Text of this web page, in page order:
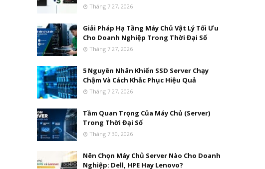
Tháng 7 27, 2026
Giải Pháp Hạ Tầng Máy Chủ Vật Lý Tối Ưu
Cho Doanh Nghiệp Trong Thời Đại Số
Tháng 7 27, 2026
5 Nguyên Nhân Khiến SSD Server Chạy
Chậm Và Cách Khắc Phục Hiệu Quả
Tháng 7 27, 2026
Tầm Quan Trọng Của Máy Chủ (Server)
Trong Thời Đại Số
Tháng 7 30, 2026
Nên Chọn Máy Chủ Server Nào Cho Doanh
Nghiệp: Dell, HPE Hay Lenovo?